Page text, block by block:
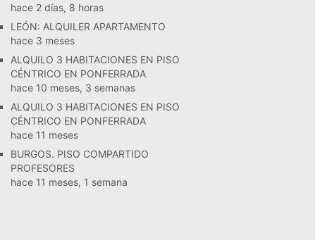
hace 2 días, 8 horas
LEÓN: ALQUILER APARTAMENTO
hace 3 meses
ALQUILO 3 HABITACIONES EN PISO
CÉNTRICO EN PONFERRADA
hace 10 meses, 3 semanas
ALQUILO 3 HABITACIONES EN PISO
CÉNTRICO EN PONFERRADA
hace 11 meses
BURGOS. PISO COMPARTIDO
PROFESORES
hace 11 meses, 1 semana